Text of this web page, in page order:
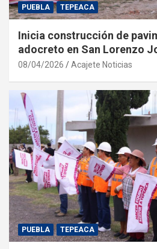
PUEBLA TEPEACA
Inicia construcción de
adocreto en San Lorenzo
08/04/2026 Acajete Noticias
PUEBLA TEPEACA